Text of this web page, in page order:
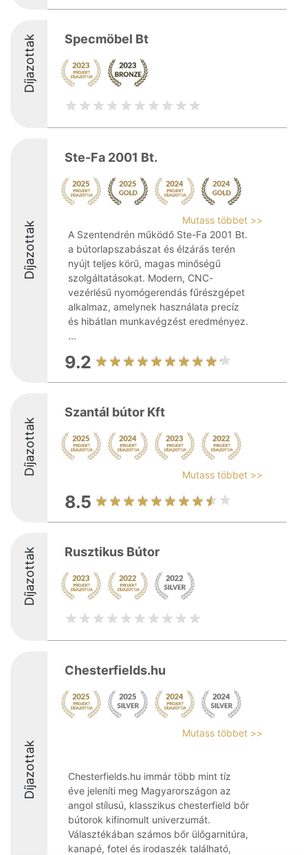
Díjazottak Specmöbel Bt
Díjazottak
Ste-Fa 2001 Bt.
Mutass többet >>
A Szentendrén működő Ste-Fa 2001 Bt.
a bútorlapszabászat és élzárás terén
nyújt teljes körű, magas minőségű
szolgáltatásokat. Modern, CNC-
vezérlésű nyomógerendás fűrészgépet
alkalmaz, amelynek használata precíz
és hibátlan munkavégzést eredményez.
...
9.2
Díjazottak
Szantál bútor Kft
Mutass többet >>
8.5
Díjazottak Rusztikus Bútor
Díjazottak
Chesterfields.hu
Mutass többet >>
Chesterfields.hu immár több mint tíz
éve jeleníti meg Magyarországon az
angol stílusú, klasszikus chesterfield bőr
bútorok kifinomult univerzumát.
Választékában számos bőr ülőgarnitúra,
kanapé, fotel és irodaszék található,